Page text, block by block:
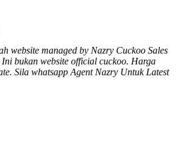
website managed by Nazry Cuckoo Sales
Ini bukan website official cuckoo. Harga
Sila whatsapp Agent Nazry Untuk Latest